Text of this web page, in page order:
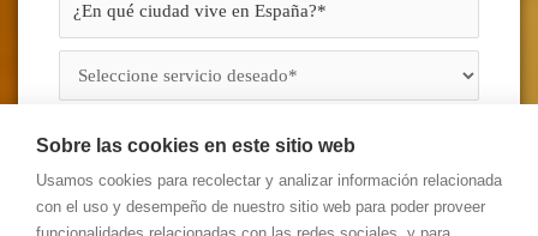
Sobre las cookies en este sitio web
Usamos cookies para recolectar y analizar información relacionada
con el uso y desempeño de nuestro sitio web para poder proveer